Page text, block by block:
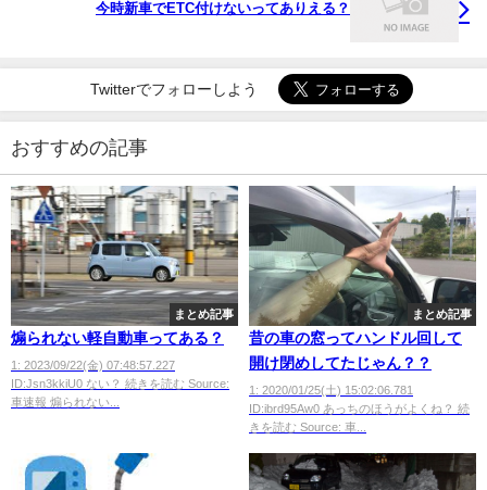
今時新車でETC付けないってありえる？
Twitterでフォローしよう
おすすめの記事
まとめ記事
煽られない軽自動車ってある？
1: 2023/09/22(金) 07:48:57.227
ID:Jsn3kkiU0 ない？ 続きを読む Source:
車速報 煽られない...
まとめ記事
昔の車の窓ってハンドル回して
開け閉めしてたじゃん？？
1: 2020/01/25(土) 15:02:06.781
ID:ibrd95Aw0 あっちのほうがよくね？ 続
きを読む Source: 車...